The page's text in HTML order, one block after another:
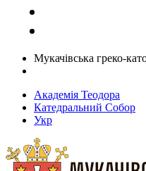
Мукачівська греко-
Академія Теодора
Катедральний Собор
Укр